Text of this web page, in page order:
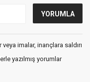
imalar, inançlara saldırı
yazılmış yorumlar